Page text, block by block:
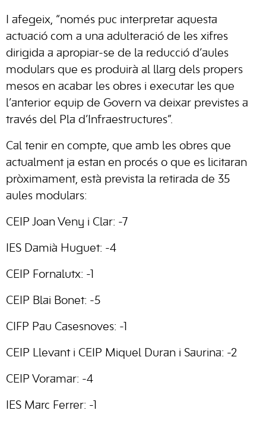
I afegeix, “només puc interpretar aquesta
actuació com a una adulteració de les xifres
dirigida a apropiar-se de la reducció d’aules
modulars que es produirà al llarg dels propers
mesos en acabar les obres i executar les que
l’anterior equip de Govern va deixar previstes a
través del Pla d’Infraestructures”.
Cal tenir en compte, que amb les obres que
actualment ja estan en procés o que es licitaran
pròximament, està prevista la retirada de 35
aules modulars:
CEIP Joan Veny i Clar: -7
IES Damià Huguet: -4
CEIP Fornalutx: -1
CEIP Blai Bonet: -5
CIFP Pau Casesnoves: -1
CEIP Llevant i CEIP Miquel Duran i Saurina: -2
CEIP Voramar: -4
IES Marc Ferrer: -1